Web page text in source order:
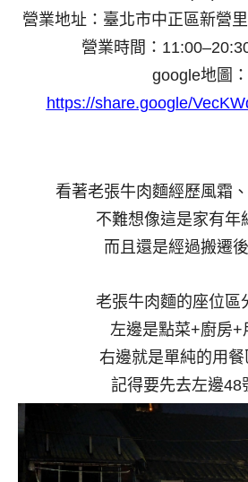
營業地址：臺北市中正區新營
營業時間：
google地圖：
https://share.google/
看著老張牛肉麵經歷風霜
不難想像這是家有年
而且還是經過搬遷
老張牛肉麵的座位區
左邊是點菜+廚房+
右邊就是單純的用
記得要先去左邊48